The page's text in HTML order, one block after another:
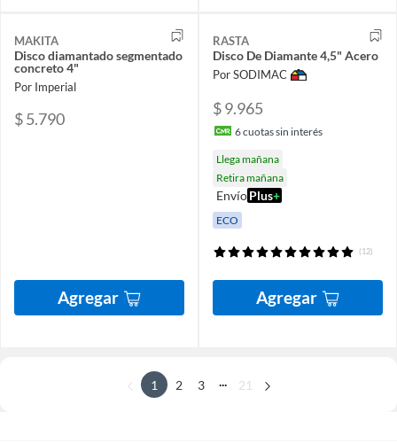
MAKITA
Disco diamantado segmentado
concreto 4"
Por Imperial
$ 5.790
Agregar
RASTA
Disco De Diamante 4,5" Acero
Por SODIMAC
$ 9.965
6cuotas sin interés
Llega mañana
Retira mañana
EnvíoPlus+
ECO
(12)
Agregar
1 2 3 ... 21